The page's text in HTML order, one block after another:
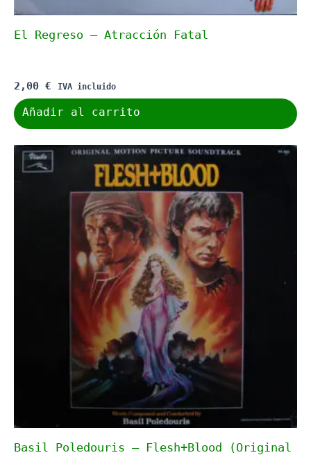
El Regreso – Atracción Fatal
2,00 € IVA incluido
Añadir al carrito
Basil Poledouris – Flesh+Blood (Original